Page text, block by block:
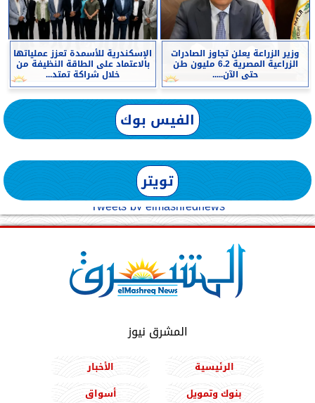
وزير الزراعة يعلن تجاوز الصادرات
الزراعية المصرية 6.2 مليون طن
حتى الآن.....
الإسكندرية للأسمدة تعزز عملياتها
بالاعتماد على الطاقة النظيفة من
خلال شراكة تمتد...
الفيس بوك
تويتر
Tweets by elmashreqnews
المشرق نيوز
الرئيسية
الأخبار
بنوك وتمويل
أسواق